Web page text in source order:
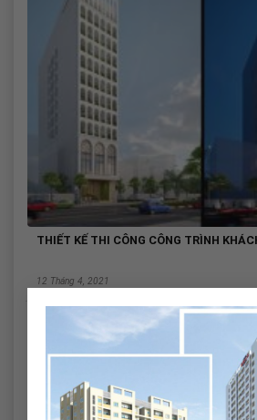
THIẾT KẾ THI CÔNG CÔNG TRÌNH
12 Tháng 4, 2021